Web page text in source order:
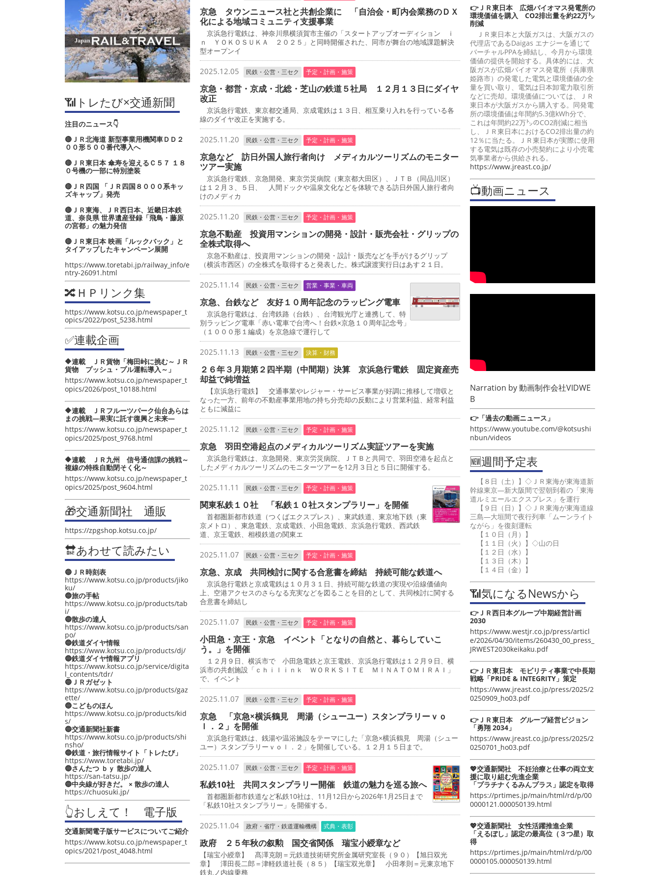
📶トレたび×交通新聞
注目のニュース👇
🔴ＪＲ北海道 新型事業用機関車ＤＤ２
００形５００番代導入へ
🔴ＪＲ東日本 傘寿を迎えるＣ５７ １８
０号機の一部に特別塗装
🔴ＪＲ四国 「ＪＲ四国８０００系キッ
ズキャップ」発売
🔴ＪＲ東海、ＪＲ西日本、近畿日本鉄
道、奈良県 世界遺産登録「飛鳥・藤原
の宮都」の魅力発信
🔴ＪＲ東日本 映画「ルックバック」と
タイアップしたキャンペーン展開
https://www.toretabi.jp/railway_info/e
ntry-26091.html
🔀ＨＰリンク集
https://www.kotsu.co.jp/newspaper_t
opics/2022/post_5238.html
✅連載企画
🔶連載 ＪＲ貨物「梅田峠に挑む～ＪＲ
貨物 プッシュ・プル運転導入～」
https://www.kotsu.co.jp/newspaper_t
opics/2026/post_10188.html
🔶連載 ＪＲフルーツパーク仙台あらは
まの挑戦―果実に託す復興と未来―
https://www.kotsu.co.jp/newspaper_t
opics/2025/post_9768.html
🔶連載 ＪＲ九州 信号通信課の挑戦～
複線の特殊自動閉そく化～
https://www.kotsu.co.jp/newspaper_t
opics/2025/post_9604.html
🎁交通新聞社 通販
https://zpgshop.kotsu.co.jp/
🔛あわせて読みたい
🔵ＪＲ時刻表
https://www.kotsu.co.jp/products/jiko
ku/
🔵旅の手帖
https://www.kotsu.co.jp/products/tab
i/
🔵散歩の達人
https://www.kotsu.co.jp/products/san
po/
🔵鉄道ダイヤ情報
https://www.kotsu.co.jp/products/dj/
🔵鉄道ダイヤ情報アプリ
https://www.kotsu.co.jp/service/digita
l_contents/tdr/
🔵ＪＲガゼット
https://www.kotsu.co.jp/products/gaz
ette/
🔵こどものほん
https://www.kotsu.co.jp/products/kid
s/
🔵交通新聞社新書
https://www.kotsu.co.jp/products/shi
nsho/
🔵鉄道・旅行情報サイト「トレたび」
https://www.toretabi.jp/
🔵さんたつ ｂｙ 散歩の達人
https://san-tatsu.jp/
🔵中央線が好きだ。 × 散歩の達人
https://chuosuki.jp/
👆おしえて！ 電子版
交通新聞電子版サービスについてご紹介
https://www.kotsu.co.jp/newspaper_t
opics/2021/post_4048.html
京急 タウンニュース社と共創企業に 「自治会・町内会業務のＤＸ
化による地域コミュニティ支援事業
京浜急行電鉄は、神奈川県横須賀市主催の「スタートアップオーディション ｉ
ｎ ＹＯＫＯＳＵＫＡ ２０２５」と同時開催された、同市が舞台の地域課題解決
型オープンイ
2025.12.05 民鉄・公営・三セク 予定・計画・施策
京急・都営・京成・北総・芝山の鉄道５社局 １２月１３日にダイヤ
改正
京浜急行電鉄、東京都交通局、京成電鉄は１３日、相互乗り入れを行っている各
線のダイヤ改正を実施する。
2025.11.20 民鉄・公営・三セク 予定・計画・施策
京急など 訪日外国人旅行者向け メディカルツーリズムのモニター
ツアー実施
京浜急行電鉄、京急開発、東京労災病院（東京都大田区）、ＪＴＢ（同品川区）
は１２月３、５日、 人間ドックや温泉文化などを体験できる訪日外国人旅行者向
けのメディカ
2025.11.20 民鉄・公営・三セク 予定・計画・施策
京急不動産 投資用マンションの開発・設計・販売会社・グリップの
全株式取得へ
京急不動産は、投資用マンションの開発・設計・販売などを手がけるグリップ
（横浜市西区）の全株式を取得すると発表した。株式譲渡実行日はあす２１日。
2025.11.14 民鉄・公営・三セク 営業・事業・車両
京急、台鉄など 友好１０周年記念のラッピング電車
京浜急行電鉄は、台湾鉄路（台鉄）、台湾観光庁と連携して、特
別ラッピング電車「赤い電車で台湾へ！台鉄×京急１０周年記念号」
（１０００形１編成）を京急線で運行して
2025.11.13 民鉄・公営・三セク 決算・財務
２６年３月期第２四半期（中間期）決算 京浜急行電鉄 固定資産売
却益で純増益
【京浜急行電鉄】 交通事業やレジャー・サービス事業が好調に推移して増収と
なった一方、前年の不動産事業用地の持ち分売却の反動により営業利益、経常利益
ともに減益に
2025.11.12 民鉄・公営・三セク 予定・計画・施策
京急 羽田空港起点のメディカルツーリズム実証ツアーを実施
京浜急行電鉄は、京急開発、東京労災病院、ＪＴＢと共同で、羽田空港を起点と
したメディカルツーリズムのモニターツアーを12月３日と５日に開催する。
2025.11.11 民鉄・公営・三セク 予定・計画・施策
関東私鉄１０社 「私鉄１０社スタンプラリー」を開催
首都圏新都市鉄道（つくばエクスプレス）、東武鉄道、東京地下鉄（東
京メトロ）、東急電鉄、京成電鉄、小田急電鉄、京浜急行電鉄、西武鉄
道、京王電鉄、相模鉄道の関東エ
2025.11.07 民鉄・公営・三セク 予定・計画・施策
京急、京成 共同検討に関する合意書を締結 持続可能な鉄道へ
京浜急行電鉄と京成電鉄は１０月３１日、持続可能な鉄道の実現や沿線価値向
上、空港アクセスのさらなる充実などを図ることを目的として、共同検討に関する
合意書を締結し
2025.11.07 民鉄・公営・三セク 予定・計画・施策
小田急・京王・京急 イベント「となりの自然と、暮らしていこ
う。」を開催
１２月９日、横浜市で 小田急電鉄と京王電鉄、京浜急行電鉄は１２月９日、横
浜市の共創施設「ｃｈｉｌｉｎｋ ＷＯＲＫＳＩＴＥ ＭＩＮＡＴＯＭＩＲＡＩ」
で、イベント
2025.11.07 民鉄・公営・三セク 予定・計画・施策
京急 「京急×横浜鶴見 周湯（シューユー）スタンプラリーｖｏ
ｌ．２」を開催
京浜急行電鉄は、銭湯や温浴施設をテーマにした「京急×横浜鶴見 周湯（シュー
ユー）スタンプラリーｖｏｌ．２」を開催している。１２月１５日まで。
2025.11.07 民鉄・公営・三セク 予定・計画・施策
私鉄10社 共同スタンプラリー開催 鉄道の魅力を巡る旅へ
首都圏新都市鉄道など私鉄10社は、11月12日から2026年1月25日まで
「私鉄10社スタンプラリー」を開催する。
2025.11.04 政府・省庁・鉄道運輸機構 式典・表彰
政府 ２５年秋の叙勲 国交省関係 瑞宝小綬章など
【瑞宝小綬章】 髙澤克朗＝元鉄道技術研究所金属研究室長（９０）【旭日双光
章】 澤田長二郎＝津軽鉄道社長（８５）【瑞宝双光章】 小田孝則＝元東京地下
鉄丸ノ内線乗務
👉ＪＲ東日本 広畑バイオマス発電所の
環境価値を購入 CO2排出量を約22万㌧
削減
ＪＲ東日本と大阪ガスは、大阪ガスの
代理店であるDaigas エナジーを通じて
バーチャルPPAを締結し、今月から環境
価値の提供を開始する。具体的には、大
阪ガスが広畑バイオマス発電所（兵庫県
姫路市）の発電した電気と環境価値の全
量を買い取り、電気は日本卸電力取引所
などに売却。環境価値については、ＪＲ
東日本が大阪ガスから購入する。同発電
所の環境価値は年間約5.3億kWh分で、
これは年間約22万㌧のCO2削減に相当
し、ＪＲ東日本におけるCO2排出量の約
12％に当たる。ＪＲ東日本が実際に使用
する電気は既存の小売契約により小売電
気事業者から供給される。
https://www.jreast.co.jp/
📺動画ニュース
Narration by動画制作会社VIDWE
B
👉「過去の動画ニュース」
https://www.youtube.com/@kotsushi
nbun/videos
🆕週間予定表
【８日（土）】◇ＪＲ東海が東海道新
幹線東京―新大阪間で翌朝到着の「東海
道ルミエールエクスプレス」を運行
【９日（日）】◇ＪＲ東海が東海道線
三島―大垣間で夜行列車「ムーンライト
ながら」を復刻運転
【１０日（月）】
【１１日（火）】◇山の日
【１２日（水）】
【１３日（木）】
【１４日（金）】
📶気になるNewsから
👉ＪＲ西日本グループ中期経営計画
2030
https://www.westjr.co.jp/press/articl
e/2026/04/30/items/260430_00_press_
JRWEST2030keikaku.pdf
👉ＪＲ東日本 モビリティ事業で中長期
戦略「PRIDE & INTEGRITY」策定
https://www.jreast.co.jp/press/2025/2
0250909_ho03.pdf
👉ＪＲ東日本 グループ経営ビジョン
「勇翔 2034」
https://www.jreast.co.jp/press/2025/2
0250701_ho03.pdf
💖交通新聞社 不妊治療と仕事の両立支
援に取り組む先進企業
「プラチナくるみんプラス」認定を取得
https://prtimes.jp/main/html/rd/p/00
0000121.000050139.html
💖交通新聞社 女性活躍推進企業
「えるぼし」認定の最高位（３つ星）取
得
https://prtimes.jp/main/html/rd/p/00
0000105.000050139.html